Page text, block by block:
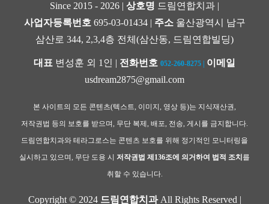
Since 2015 - 2026 | 상호명 드림연합치과 |
사업자등록번호 695-03-01434 | 주소울산광역시 남구
삼산로 344, 2,3,4층 전체(삼산동, 드림연합빌딩)
대표 변성훈 외 1인 | 전화번호 052-260-8275
이메일
usdream2875@gmail.com
본 사이트의 모든 콘텐츠(텍스트, 이미지, 영상 등)는 지식재산권,
저작권법 등의 보호를 받으며, 무단 복제, 배포, 전송, 게시를 금지합니다.
드림연합치과와 테라그로스는 콘텐츠 보호를 위해 정기적인 모니터링을
실시하고 있으며, 무단 도용 시 저작권법 제136조에 의거하여 법적 조치 를
취할 수 있습니다.
Copyright © 2024 드림연합치과All Rights Reserved |